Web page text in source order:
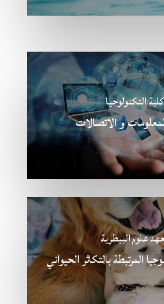
كلية التكنولوجيا
و الاتصالات
علوم البيطرية
المرتبطة بالتكاثر الحيواني